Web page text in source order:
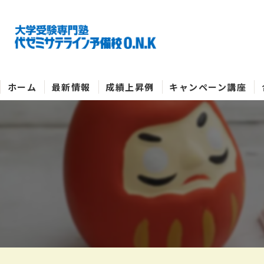
ホーム 最新情報 成績上昇例 キャンペーン講座